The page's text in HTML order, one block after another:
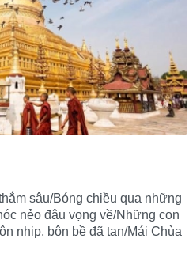
sâu/Bóng chiều qua những
nẻo đâu vọng về/Những con
nhịp, bộn bề đã tan/Mái Chùa